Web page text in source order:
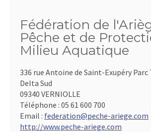
Fédération de
Pêche et de
Milieu Aquatique
336 rue Antoine de Saint-Exupéry
Delta Sud
09340 VERNIOLLE
Téléphone : 05 61 600 700
Email : federation@peche-ariege.com
http://www.peche-ariege.com